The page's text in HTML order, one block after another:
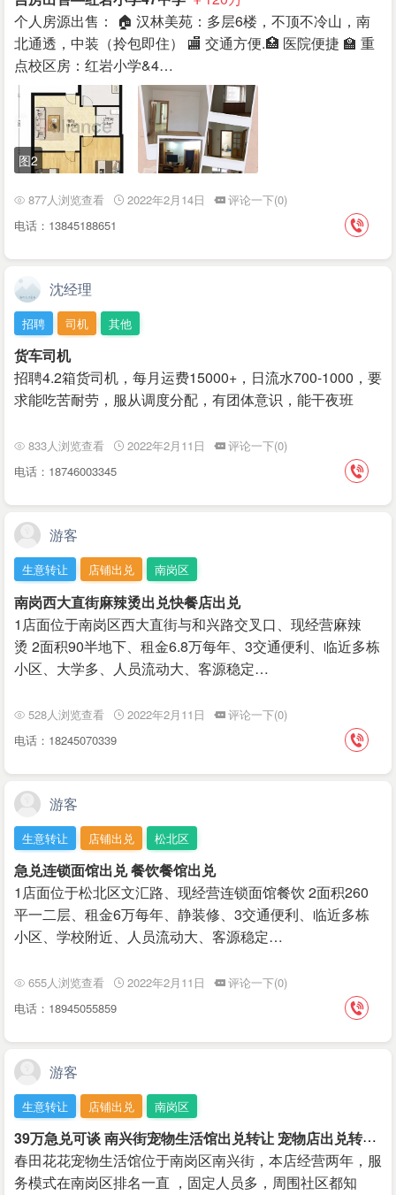
个人房源出售： 🏠 汉林美苑：多层6楼，不顶不冷山，南
北通透，中装（拎包即住） 🏬 交通方便.🏥 医院便捷 🏫 重
点校区房：红岩小学&4…
图2
877人浏览查看 2022年2月14日
评论一下(0)
电话：13845188651
沈经理
招聘 司机 其他
货车司机
招聘4.2箱货司机，每月运费15000+，日流水700-1000，要
求能吃苦耐劳，服从调度分配，有团体意识，能干夜班
833人浏览查看 2022年2月11日
评论一下(0)
电话：18746003345
游客
生意转让 店铺出兑 南岗区
南岗西大直街麻辣烫出兑快餐店出兑
1店面位于南岗区西大直街与和兴路交叉口、现经营麻辣
烫 2面积90半地下、租金6.8万每年、3交通便利、临近多栋
小区、大学多、人员流动大、客源稳定…
528人浏览查看 2022年2月11日
评论一下(0)
电话：18245070339
游客
生意转让 店铺出兑 松北区
急兑连锁面馆出兑 餐饮餐馆出兑
1店面位于松北区文汇路、现经营连锁面馆餐饮 2面积260
平一二层、租金6万每年、静装修、3交通便利、临近多栋
小区、学校附近、人员流动大、客源稳定…
655人浏览查看 2022年2月11日
评论一下(0)
电话：18945055859
游客
生意转让 店铺出兑 南岗区
3
9万急兑可谈 南兴街宠物生活馆出兑转让 宠物店出兑转让
春田花花宠物生活馆位于南岗区南兴街，本店经营两年，服
务模式在南岗区排名一直 ，固定人员多，周围社区都知